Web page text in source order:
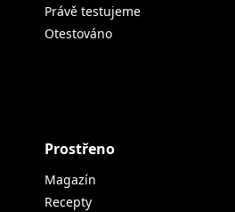
Právě testujeme
Otestováno
Prostřeno
Magazín
Recepty